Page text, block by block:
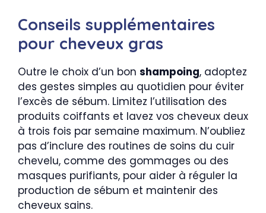
Conseils supplémentaires
pour cheveux gras
Outre le choix d’un bon shampoing, adoptez
des gestes simples au quotidien pour éviter
l’excès de sébum. Limitez l’utilisation des
produits coiffants et lavez vos cheveux deux
à trois fois par semaine maximum. N’oubliez
pas d’inclure des routines de soins du cuir
chevelu, comme des gommages ou des
masques purifiants, pour aider à réguler la
production de sébum et maintenir des
cheveux sains.